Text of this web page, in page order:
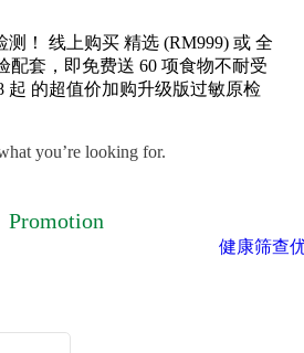
测！ 线上购买 精选 (RM999) 或 全
配套，即免费送 60 项食物不耐受
起 的超值价加购升级版过敏原检
you’re looking for.
Promotion